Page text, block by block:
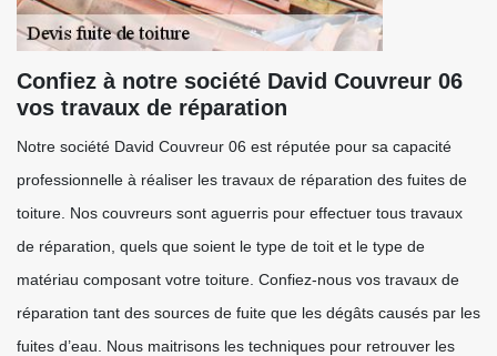
Confiez à notre société David Couvreur 06
vos travaux de réparation
Notre société David Couvreur 06 est réputée pour sa capacité
professionnelle à réaliser les travaux de réparation des fuites de
toiture. Nos couvreurs sont aguerris pour effectuer tous travaux
de réparation, quels que soient le type de toit et le type de
matériau composant votre toiture. Confiez-nous vos travaux de
réparation tant des sources de fuite que les dégâts causés par les
fuites d’eau. Nous maitrisons les techniques pour retrouver les